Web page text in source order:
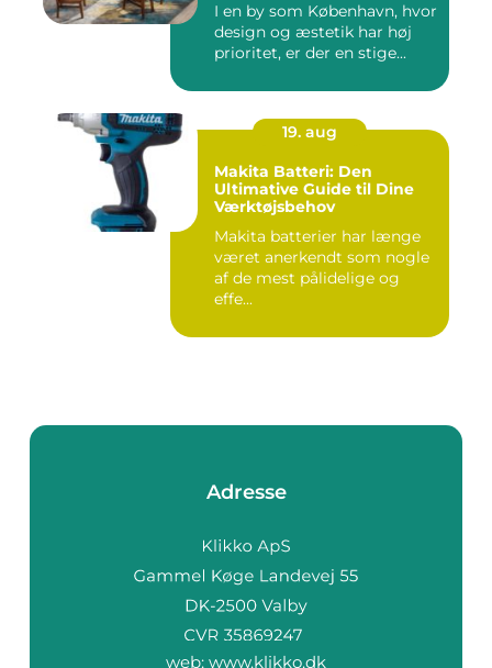
I en by som København, hvor
design og æstetik har høj
prioritet, er der en stige...
19. aug
Makita Batteri: Den
Ultimative Guide til Dine
Værktøjsbehov
Makita batterier har længe
været anerkendt som nogle
af de mest pålidelige og
effe...
Adresse
web: www.klikko.dk